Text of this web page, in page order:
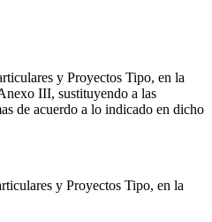
y Proyectos Tipo, en la
III, sustituyendo a las
de acuerdo a lo indicado en dicho
y Proyectos Tipo, en la